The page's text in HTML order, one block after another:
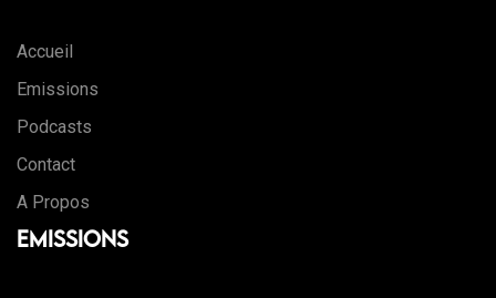
Accueil
Emissions
Podcasts
Contact
A Propos
Emissions